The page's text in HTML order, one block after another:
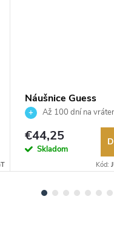
Náušnice Guess
JUBE04157JWYGT
Až 100 dní na
Autorizovaný predajca.
€44,25
Skladom
Kód: